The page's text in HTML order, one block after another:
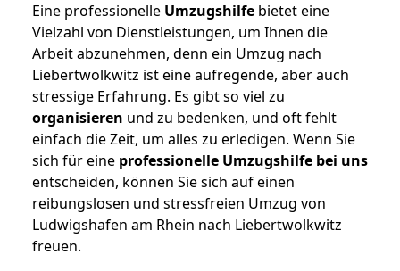
Eine professionelle Umzugshilfe bietet eine
Vielzahl von Dienstleistungen, um Ihnen die
Arbeit abzunehmen, denn ein Umzug nach
Liebertwolkwitz ist eine aufregende, aber auch
stressige Erfahrung. Es gibt so viel zu
organisieren und zu bedenken, und oft fehlt
einfach die Zeit, um alles zu erledigen. Wenn Sie
sich für eine professionelle Umzugshilfe bei uns
entscheiden, können Sie sich auf einen
reibungslosen und stressfreien Umzug von
Ludwigshafen am Rhein nach Liebertwolkwitz
freuen.